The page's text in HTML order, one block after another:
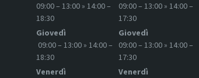
09:00 – 13:00 » 14:00 –
18:30
Giovedì
09:00 – 13:00 » 14:00 –
18:30
Venerdì
09:00 – 13:00 » 14:00 –
17:30
Giovedì
09:00 – 13:00 » 14:00 –
17:30
Venerdì